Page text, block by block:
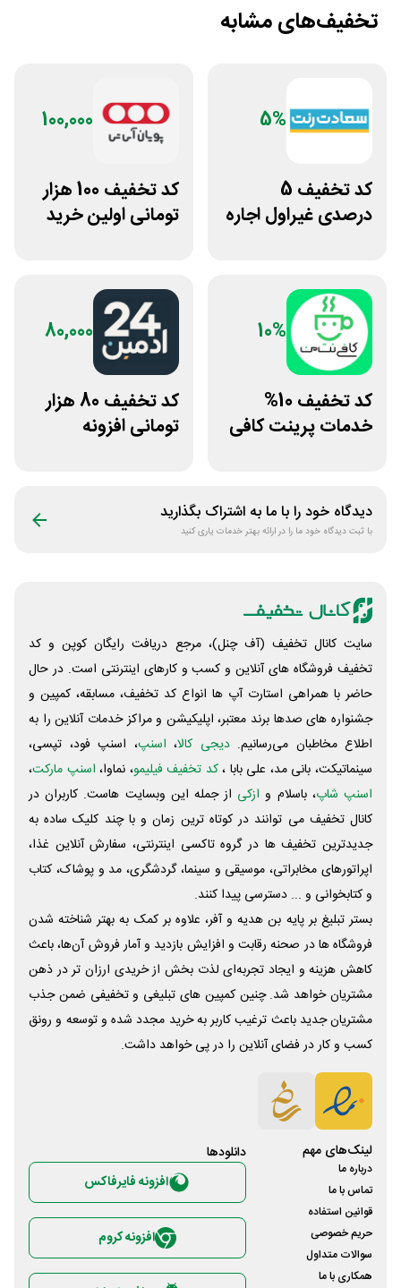
تخفیف‌های مشابه
5%
کد تخفیف 5
درصدی غیراول اجاره
100,000
کد تخفیف 100 هزار
تومانی اولین خرید
10%
کد تخفیف 10%
خدمات پرینت کافی
80,000
کد تخفیف 80 هزار
تومانی افزونه
دیدگاه خود را با ما به اشتراک بگذارید
با ثبت دیدگاه خود ما را در ارائه بهتر خدمات یاری کنید
سایت کانال تخفیف (آف چنل)، مرجع دریافت رایگان کوپن و کد
تخفیف فروشگاه های آنلاین و کسب و‌ کارهای اینترنتی است. در حال
حاضر با همراهی استارت آپ ها انواع کد تخفیف، مسابقه، کمپین و
جشنواره های صدها برند معتبر، اپلیکیشن و مراکز خدمات آنلاین را به
اطلاع مخاطبان می‌رسانیم. دیجی کالا، اسنپ، اسنپ فود، تپسی،
سینماتیکت، بانی مد، علی‌ بابا ،کد تخفیف فیلیمو، نماوا، اسنپ مارکت،
اسنپ شاپ، باسلام و ازکی از جمله این وبسایت ‌هاست. کاربران در
کانال تخفیف می توانند در کوتاه ترین زمان و با چند کلیک ساده به
جدیدترین تخفیف ها در گروه تاکسی اینترنتی، سفارش آنلاین غذا،
اپراتورهای مخابراتی، موسیقی و سینما، گردشگری، مد و پوشاک، کتاب
و کتابخوانی و ... دسترسی پیدا کنند.
بستر تبلیغ بر پایه بن هدیه و آفر، علاوه بر کمک به بهتر شناخته شدن
فروشگاه ها در صحنه رقابت و افزایش بازدید و آمار فروش آن‌ها، باعث
کاهش هزینه و ایجاد تجربه‌ای لذت بخش از خریدی ارزان تر در ذهن
مشتریان خواهد شد. چنین کمپین های تبلیغی و تخفیفی ضمن جذب
مشتریان جدید باعث ترغیب کاربر به خرید مجدد شده و توسعه و رونق
کسب و کار در فضای آنلاین را در پی خواهد داشت.
لینک‌های مهم
درباره ما
تماس با ما
قوانین استفاده
حریم خصوصی
سوالات متداول
همکاری با ما
دانلود‌ها
افزونه فایرفاکس
افزونه کروم